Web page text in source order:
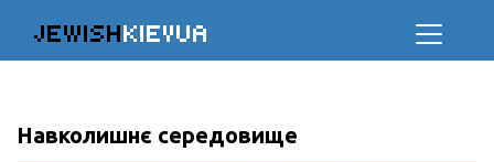
JEWISHKIEVUA
Навколишнє середовище